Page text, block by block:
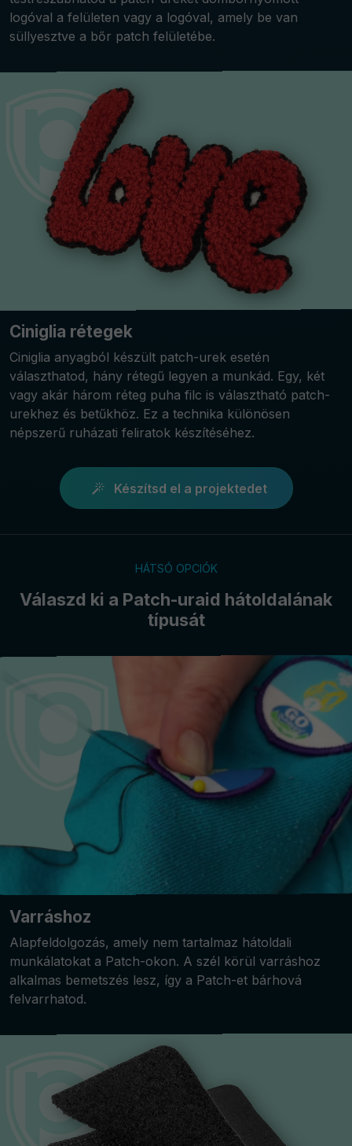
logóval a felületen vagy a logóval, amely be van
süllyesztve a bőr patch felületébe.
Ciniglia rétegek
Ciniglia anyagból készült patch-urek esetén
választhatod, hány rétegű legyen a munkád. Egy, két
vagy akár három réteg puha filc is választható patch-
urekhez és betűkhöz. Ez a technika különösen
népszerű ruházati feliratok készítéséhez.
Készítsd el a projektedet
HÁTSÓ OPCIÓK
Válaszd ki a Patch-uraid hátoldalának
típusát
Varráshoz
Alapfeldolgozás, amely nem tartalmaz hátoldali
munkálatokat a Patch-okon. A szél körül varráshoz
alkalmas bemetszés lesz, így a Patch-et bárhová
felvarrhatod.